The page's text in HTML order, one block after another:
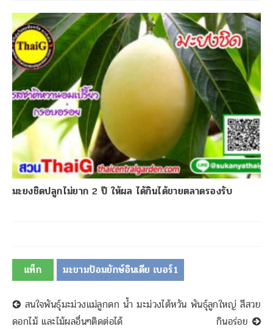
มะยงชิดปลูกไม่ยาก 2 ปี ให้ผล ได้กินได้ขายตลาดรองรับ
แท็ก มะขามป้อมยักษ์อินเดีย เบอร์1
นำทางโพสต์
สนใจพันธุ์มะม่วงแม่ลูกดก น้ำ
ดอกไม้ และไม้ผลอื่นๆติดต่อได้
มะม่วงไต้หวัน พันธุ์ลูกใหญ่ สีสวย
กินอร่อย